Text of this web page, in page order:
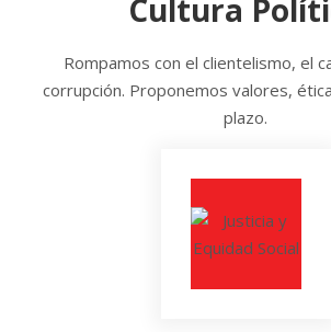
Cultura
Rompamos con el clientelismo, el
corrupción. Proponemos valores,
plazo.